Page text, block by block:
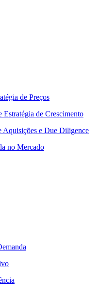
de Preços
Estratégia de Crescimento
Aquisições e Due Diligence
no Mercado